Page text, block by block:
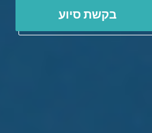
בקשת סיוע